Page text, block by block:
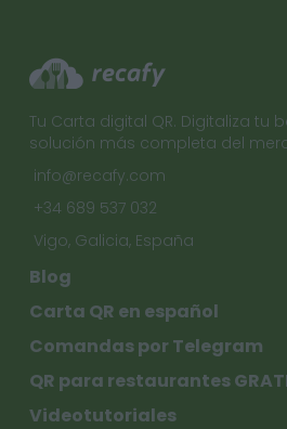
Tu Carta digital QR. Digitaliza tu
solución más completa del
info@recafy.com
+34 689 537 032
Vigo, Galicia, España
Blog
Carta QR en español
Comandas por Telegram
QR para restaurantes
Videotutoriales